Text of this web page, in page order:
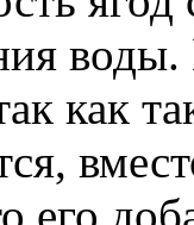
как
его